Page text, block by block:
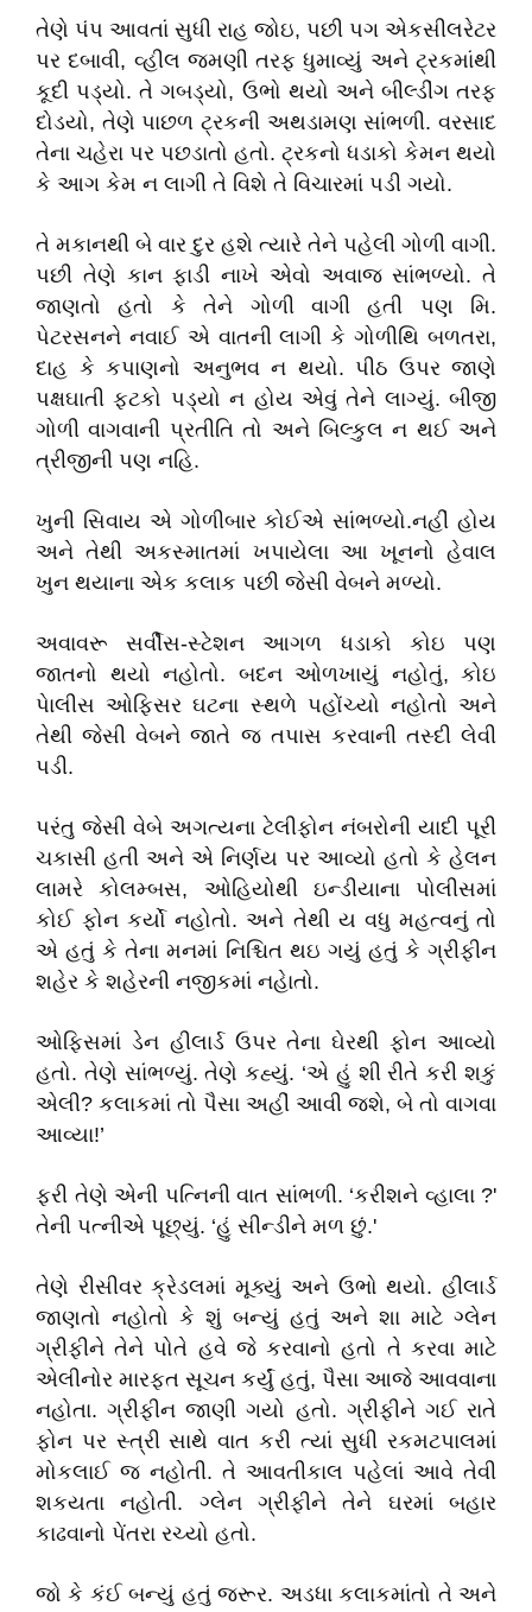
તેણે પંપ આવતાં સુધી રાહ જોઇ, પછી પગ એકસીલરેટર
પર દબાવી, વ્હીલ જમણી તરફ ધુમાવ્યું અને ટ્રકમાંથી
કૂદી પડ્યો. તે ગબડ્યો, ઉભો થયો અને બીલ્ડીંગ તરફ
દોડયો, તેણે પાછળ ટ્રકની અથડામણ સાંભળી. વરસાદ
તેના ચહેરા પર પછડાતો હતો. ટ્રકનો ધડાકો કેમન થયો
કે આગ કેમ ન લાગી તે વિશે તે વિચારમાં પડી ગયો.
તે મકાનથી બે વાર દુર હશે ત્યારે તેને પહેલી ગોળી વાગી.
પછી તેણે કાન ફાડી નાખે એવો અવાજ સાંભળ્યો. તે
જાણતો હતો કે તેને ગોળી વાગી હતી પણ મિ.
પેટરસનને નવાઈ એ વાતની લાગી કે ગોળીથિ બળતરા,
દાહ કે કપાણનો અનુભવ ન થયો. પીઠ ઉપર જાણે
પક્ષઘાતી ફટકો પડ્યો ન હોય એવું તેને લાગ્યું. બીજી
ગોળી વાગવાની પ્રતીતિ તો અને બિલ્કુલ ન થઈ અને
ત્રીજીની પણ નહિ.
ખુની સિવાય એ ગોળીબાર કોઈએ સાંભળ્યો.નહીં હોય
અને તેથી અકસ્માતમાં ખપાયેલા આ ખૂનનો હેવાલ
ખુન થયાના એક કલાક પછી જેસી વેબને મળ્યો.
અવાવરૂ સર્વીસ-સ્ટેશન આગળ ધડાકો કોઇ પણ
જાતનો થયો નહોતો. બદન ઓળખાયું નહોતું, કોઇ
પેાલીસ ઓફિસર ઘટના સ્થળે પહોંચ્યો નહોતો અને
તેથી જેસી વેબને જાતે જ તપાસ કરવાની તસ્દી લેવી
પડી.
પરંતુ જેસી વેબે અગત્યના ટેલીફોન નંબરોની યાદી પૂરી
ચકાસી હતી અને એ નિર્ણય પર આવ્યો હતો કે હેલન
લામરે કોલમ્બસ, ઓહિયોથી ઇન્ડીયાના પોલીસમાં
કોઈ ફોન કર્યો નહોતો. અને તેથી ય વધુ મહત્વનું તો
એ હતું કે તેના મનમાં નિશ્ચિત થઇ ગયું હતું કે ગ્રીફીન
શહેર કે શહેરની નજીકમાં નહેાતો.
ઓફિસમાં ડેન હીલાર્ડ ઉપર તેના ઘેરથી ફોન આવ્યો
હતો. તેણે સાંભળ્યું. તેણે કહ્યું. ‘એ હું શી રીતે કરી શકું
એલી? કલાકમાં તો પૈસા અહીં આવી જશે, બે તો વાગવા
આવ્યા!’
ફરી તેણે એની પત્નિની વાત સાંભળી. ‘કરીશને વ્હાલા ?'
તેની પત્નીએ પૂછ્યું. ‘હું સીન્ડીને મળ છું.'
તેણે રીસીવર ક્રેડલમાં મૂક્યું અને ઉભો થયો. હીલાર્ડ
જાણતો નહોતો કે શું બન્યું હતું અને શા માટે ગ્લેન
ગ્રીફીને તેને પોતે હવે જે કરવાનો હતો તે કરવા માટે
એલીનોર મારફત સૂચન કર્યું હતું, પૈસા આજે આવવાના
નહોતા. ગ્રીફીન જાણી ગયો હતો. ગ્રીફીને ગઈ રાતે
ફોન પર સ્ત્રી સાથે વાત કરી ત્યાં સુધી રકમટપાલમાં
મોકલાઈ જ નહોતી. તે આવતીકાલ પહેલાં આવે તેવી
શકયતા નહોતી. ગ્લેન ગ્રીફીને તેને ઘરમાં બહાર
કાઢવાનો પેંતરા રચ્યો હતો.
જો કે કંઈ બન્યું હતું જરૂર. અડધા કલાકમાંતો તે અને